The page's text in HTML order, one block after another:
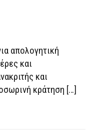
απολογητική
και
και
κράτηση […]